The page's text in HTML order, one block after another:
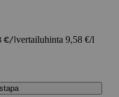
€/l vertailuhinta 9,58 €/l